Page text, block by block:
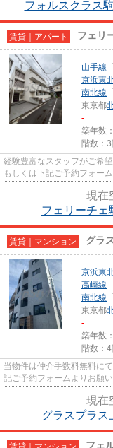
フォルスクラス
賃貸｜アパート フェリ
山手線
京浜東
南北線 「
東京都
-
築年数
階数：3
経験豊富なスタッフがご希
もしくは下記ご予約フォー
現在
フェリーチ
賃貸｜マンション グラ
京浜東
高崎線 「
南北線 「
東京都
-
築年数
階数：4
当物件は仲介手数料無料に
記ご予約フォームよりお願い
現在
グラスプラス
フェ